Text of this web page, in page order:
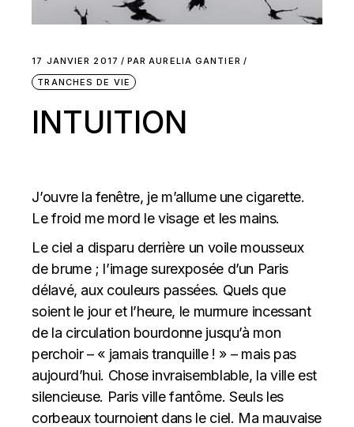
17 JANVIER 2017 PAR AURELIA GANTIER
TRANCHES DE VIE
INTUITION
J’ouvre la fenêtre, je m’allume une cigarette.
Le froid me mord le visage et les mains.
Le ciel a disparu derrière un voile mousseux
de brume ; l’image surexposée d’un Paris
délavé, aux couleurs passées. Quels que
soient le jour et l’heure, le murmure incessant
de la circulation bourdonne jusqu’à mon
perchoir – « jamais tranquille ! » – mais pas
aujourd’hui. Chose invraisemblable, la ville est
silencieuse. Paris ville fantôme. Seuls les
corbeaux tournoient dans le ciel. Ma mauvaise